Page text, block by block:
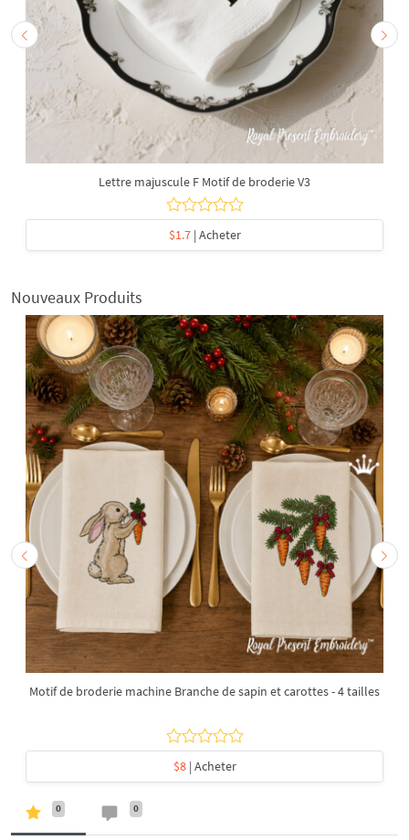
Lettre majuscule F Motif de broderie V3
$1.7| Acheter
Nouveaux Produits
Motif de broderie machine Branche de sapin et carottes - 4 tailles
$8| Acheter
0 0